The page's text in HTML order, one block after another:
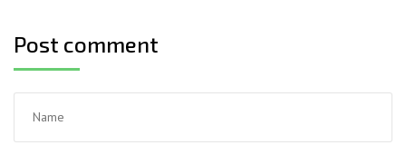
Post comment